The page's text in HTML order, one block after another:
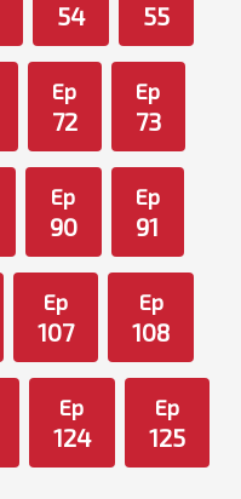
54 55
Ep
72
Ep
73
Ep
90
Ep
91
Ep
107
Ep
108
Ep
124
Ep
125